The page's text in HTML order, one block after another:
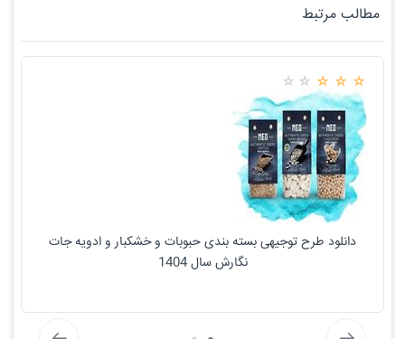
مطالب مرتبط
دانلود طرح توجیهی بسته بندی حبوبات و خشکبار و ادویه جات
نگارش سال 1404